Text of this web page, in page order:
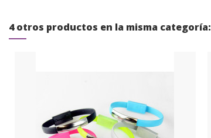
4 otros productos en la misma categoría: